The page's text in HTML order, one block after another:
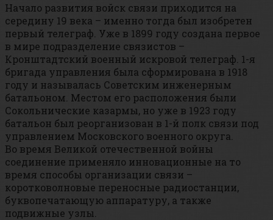
Начало развития войск связи приходится на
середину 19 века – именно тогда был изобретен
первый телеграф. Уже в 1899 году создана первое
в мире подразделение связистов –
Кронштадтский военный искровой телеграф. 1-я
бригада управления была сформирована в 1918
году и называлась Советским инженерным
батальоном. Местом его расположения были
Сокольнические казармы, но уже в 1923 году
батальон был реорганизован в 1-й полк связи под
управлением Московского военного округа.
Во время Великой отечественной войны
соединение применяло инновационные на то
время способы организации связи –
коротковолновые переносные радиостанции,
буквопечатающую аппаратуру, а также
подвижные узлы.